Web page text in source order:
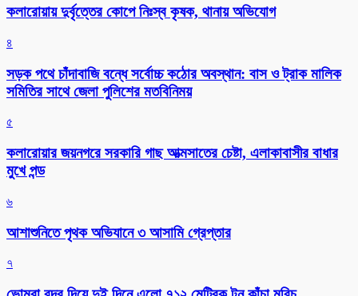
কলারোয়ায় দুর্বৃত্তের কোপে নিঃস্ব কৃষক, থানায় অভিযোগ
৪
সড়ক পথে চাঁদাবাজি বন্ধে সর্বোচ্চ কঠোর অবস্থান: বাস ও ট্রাক মালিক
সমিতির সাথে জেলা পুলিশের মতবিনিময়
৫
কলারোয়ার জয়নগরে সরকারি গাছ আত্মসাতের চেষ্টা, এলাকাবাসীর বাধার
মুখে পন্ড
৬
আশাশুনিতে পৃথক অভিযানে ৩ আসামি গ্রেপ্তার
৭